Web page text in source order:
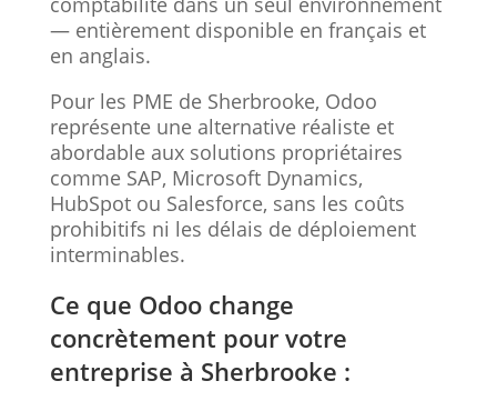
— entièrement disponible en français et
en anglais.
Pour les PME de Sherbrooke, Odoo
représente une alternative réaliste et
abordable aux solutions propriétaires
comme SAP, Microsoft Dynamics,
HubSpot ou Salesforce, sans les coûts
prohibitifs ni les délais de déploiement
interminables.
Ce que Odoo change
concrètement pour votre
entreprise à Sherbrooke :